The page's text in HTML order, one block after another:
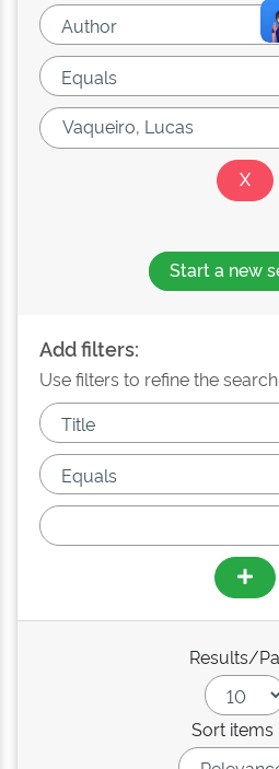
Start a new
Add filters:
Use filters to refine the
Results/
Sort items